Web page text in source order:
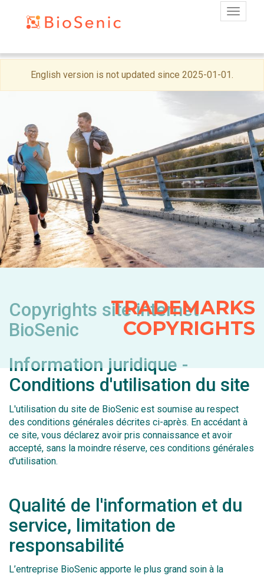
main
English version is not updated since 2025-01-01.
TRADEMARKS
COPYRIGHTS
Copyrights site internet
BioSenic
Information juridique -
Conditions d'utilisation du site
L'utilisation du site de BioSenic est soumise au respect
des conditions générales décrites ci-après. En accédant à
ce site, vous déclarez avoir pris connaissance et avoir
accepté, sans la moindre réserve, ces conditions générales
d'utilisation.
Qualité de l'information et du
service, limitation de
responsabilité
L’entreprise BioSenic apporte le plus grand soin à la